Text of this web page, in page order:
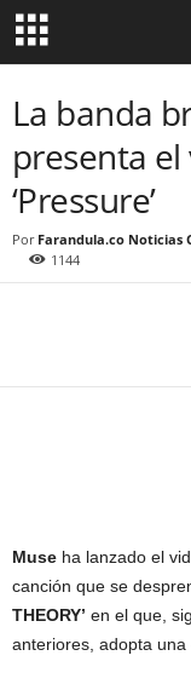
La banda
presenta
‘Pressure’
Por Farandula.co Noticias
1144
Muse ha lanzado el
canción que se
THEORY’ en el que,
anteriores, adopta una